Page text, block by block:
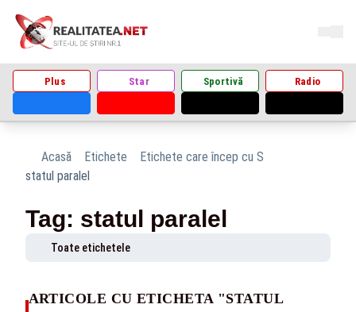
Plus Star Sportivă Radio
Acasă Etichete
Etichete care încep cu S
statul paralel
Tag: statul paralel
Toate etichetele
ARTICOLE CU ETICHETA "STATUL